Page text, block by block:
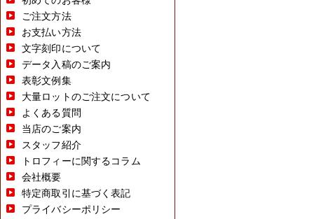
ご注文方法
お支払い方法
文字刻印について
データ入稿のご案内
表彰文例集
大量ロットのご注文について
よくある質問
当店のご案内
スタッフ紹介
トロフィーに関するコラム
会社概要
特定商取引に基づく表記
プライバシーポリシー